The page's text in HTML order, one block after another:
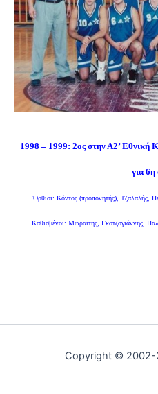
1998 – 1999: 2ος στην Α2’ Εθνική
για
Όρθιοι: Κόντος (προπονητής), Τζαλαλής,
Καθισμένοι: Μωραϊτης, Γκοτζογιάννης,
Copyright © 2002-